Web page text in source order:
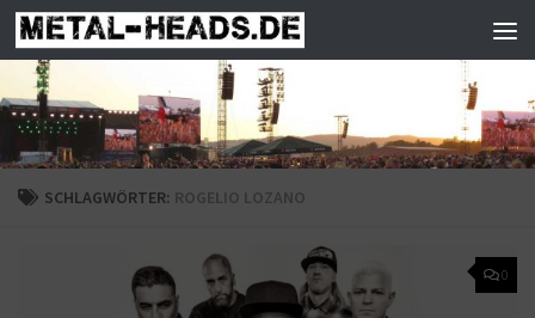
Zum Inhalt springen
SCHLAGWÖRTER: ROGELIO LOZANO
0